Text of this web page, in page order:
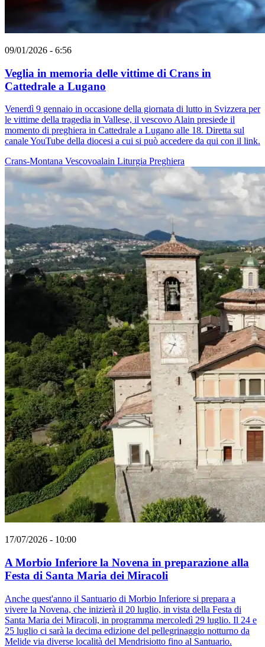
09/01/2026 - 6:56
Veglia in memoria delle vittime di Crans in
Cattedrale a Lugano
Venerdì 9 gennaio in occasione della giornata di lutto in Svizzera per
le vittime della tragedia in Vallese, il vescovo Alain presiede il
momento di preghiera in Cattedrale a Lugano alle 18. Diretta sul
canale YouTube della diocesi a cui si può accedere da qui con il link.
Crans-Montana Vescovoalain Liturgia Preghiera
17/07/2026 - 10:00
A Morbio Inferiore la Novena in preparazione alla
Festa di Santa Maria dei Miracoli
Anche quest'anno il Santuario di Morbio Inferiore si prepara a
vivere la Novena, che inizierà il 20 luglio, in vista della Festa di
Santa Maria dei Miracoli, in programma mercoledì 29 luglio. Il 24 e
25 luglio ci sarà la decima edizione del pellegrinaggio notturno da
Melide via diverse località del Mendrisiotto fino al Santuario.